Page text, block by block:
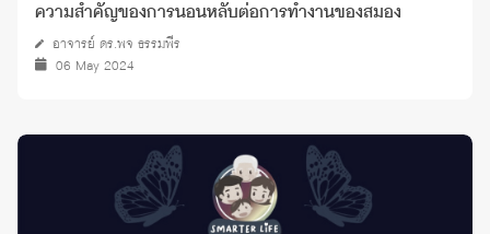
ความสำคัญของการนอนหลับต่อการทำงานของสมอง
อาจารย์ ดร.พจ ธรรมพีร
06 May 2024